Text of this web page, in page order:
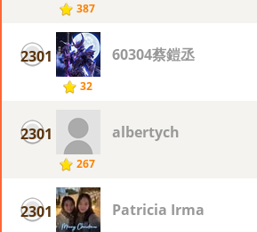
387
2301
32
60304蔡鎧丞
2301
267
albertych
2301 Patricia Irma